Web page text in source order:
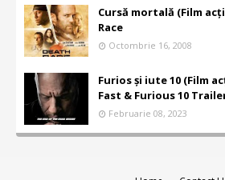
Cursă mortală (Film
Race
Octombrie 16, 2008
Furios și iute 10 (Film
Fast & Furious 10
Februarie 08, 2023